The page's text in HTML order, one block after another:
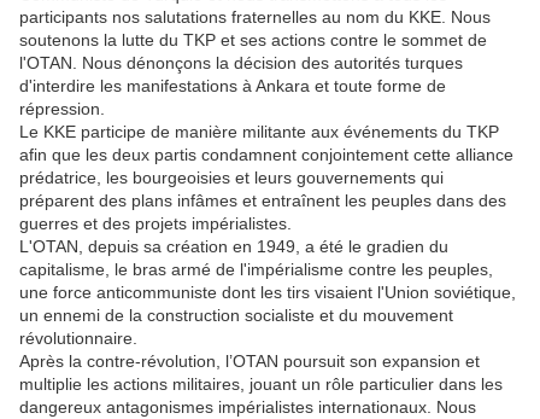
participants nos salutations fraternelles au nom du KKE. Nous
soutenons la lutte du TKP et ses actions contre le sommet de
l'OTAN. Nous dénonçons la décision des autorités turques
d'interdire les manifestations à Ankara et toute forme de
répression.
Le KKE participe de manière militante aux événements du TKP
afin que les deux partis condamnent conjointement cette alliance
prédatrice, les bourgeoisies et leurs gouvernements qui
préparent des plans infâmes et entraînent les peuples dans des
guerres et des projets impérialistes.
L'OTAN, depuis sa création en 1949, a été le gradien du
capitalisme, le bras armé de l'impérialisme contre les peuples,
une force anticommuniste dont les tirs visaient l'Union soviétique,
un ennemi de la construction socialiste et du mouvement
révolutionnaire.
Après la contre-révolution, l’OTAN poursuit son expansion et
multiplie les actions militaires, jouant un rôle particulier dans les
dangereux antagonismes impérialistes internationaux. Nous